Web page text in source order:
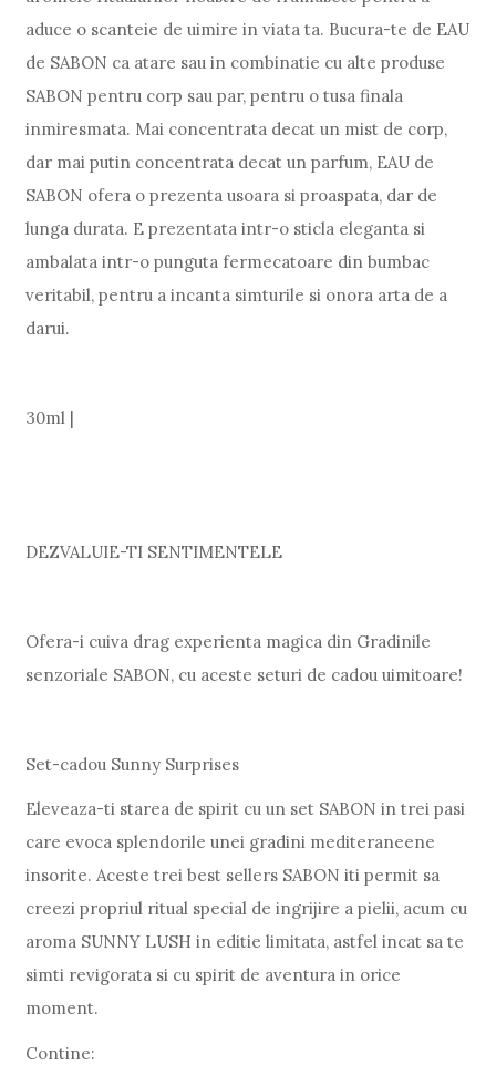
aduce o scanteie de uimire in viata ta. Bucura-te de EAU
de SABON ca atare sau in combinatie cu alte produse
SABON pentru corp sau par, pentru o tusa finala
inmiresmata. Mai concentrata decat un mist de corp,
dar mai putin concentrata decat un parfum, EAU de
SABON ofera o prezenta usoara si proaspata, dar de
lunga durata. E prezentata intr-o sticla eleganta si
ambalata intr-o punguta fermecatoare din bumbac
veritabil, pentru a incanta simturile si onora arta de a
darui.
30ml |
DEZVALUIE-TI SENTIMENTELE
Ofera-i cuiva drag experienta magica din Gradinile
senzoriale SABON, cu aceste seturi de cadou uimitoare!
Set-cadou Sunny Surprises
Eleveaza-ti starea de spirit cu un set SABON in trei pasi
care evoca splendorile unei gradini mediteraneene
insorite. Aceste trei best sellers SABON iti permit sa
creezi propriul ritual special de ingrijire a pielii, acum cu
aroma SUNNY LUSH in editie limitata, astfel incat sa te
simti revigorata si cu spirit de aventura in orice
moment.
Contine: